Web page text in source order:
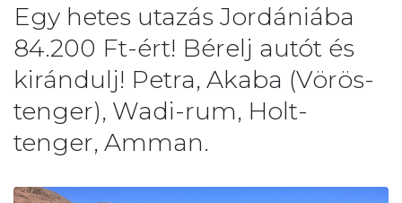
Egy hetes utazás Jordániába
84.200 Ft-ért! Bérelj autót és
kirándulj! Petra, Akaba (Vörös-
tenger), Wadi-rum, Holt-
tenger, Amman.